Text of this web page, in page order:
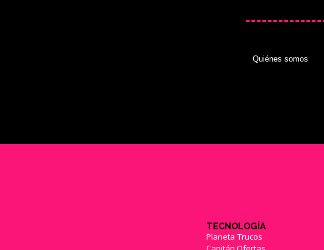
Quiénes somos
TECNOLOGÍA
Planeta Trucos